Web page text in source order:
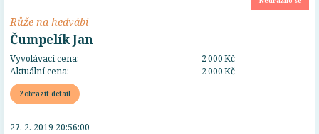
Růže na hedvábí
Čumpelík Jan
Vyvolávací cena:
2 000 Kč
Aktuální cena:
2 000 Kč
Zobrazit detail
27. 2. 2019 20:56:00